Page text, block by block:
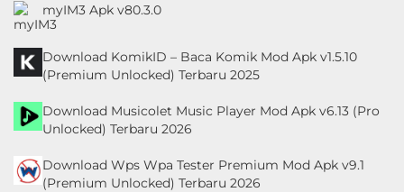
myIM3 Apk v80.3.0
Download KomikID – Baca Komik Mod Apk v1.5.10
(Premium Unlocked) Terbaru 2025
Download Musicolet Music Player Mod Apk v6.13 (Pro
Unlocked) Terbaru 2026
Download Wps Wpa Tester Premium Mod Apk v9.1
(Premium Unlocked) Terbaru 2026